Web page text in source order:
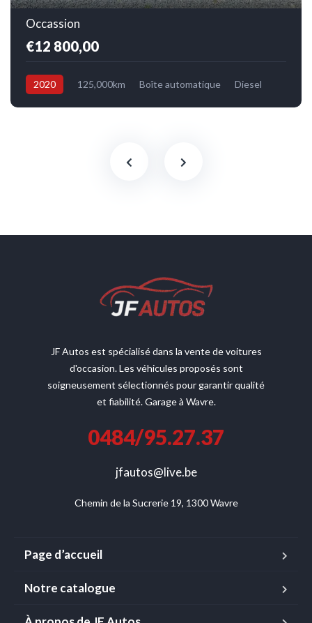
Occassion
€12 800,00
2020 125,000km Boîte automatique
Diesel
JF Autos est spécialisé dans la vente de voitures
d'occasion. Les véhicules proposés sont
soigneusement sélectionnés pour garantir qualité
et fiabilité. Garage à Wavre.
0484/95.27.37
jfautos@live.be
Chemin de la Sucrerie 19, 1300 Wavre
Page d’accueil
Notre catalogue